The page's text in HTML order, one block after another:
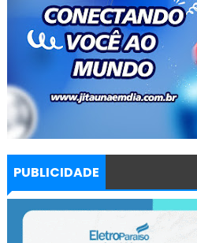
PUBLICIDADE